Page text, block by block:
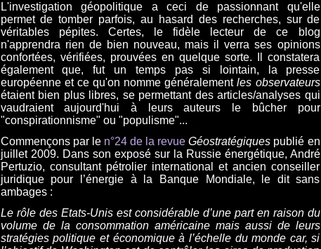
L'investigation géopolitique a ceci de passionnant qu'elle
permet de tomber parfois, au hasard des recherches, sur de
véritables pépites. Certes, le fidèle lecteur de ce blog
n'apprendra rien de bien nouveau, mais il verra ses opinions
confortées, vérifiées, prouvées en quelque sorte. Il constatera
également que, fut un temps pas si lointain, la presse
européenne et ce qu'on nomme généralementles observateurs
étaient bien plus libres, se permettant des articles/analyses qui
vaudraient aujourd'hui à leurs auteurs le bûcher pour
"conspirationnisme" ou "populisme"...
Commençons par le n°24 de la revue Géostratégiques publié en
juillet 2009. Dans son exposé sur la Russie énergétique, André
Pertuzio, consultant pétrolier international et ancien conseiller
juridique pour l’énergie à la Banque Mondiale, le dit sans
ambages :
Le rôle des Etats-Unis est considérable d’une part en raison du
volume de la consommation américaine mais aussi de leurs
stratégies politique et économique à l’échelle du monde car, si